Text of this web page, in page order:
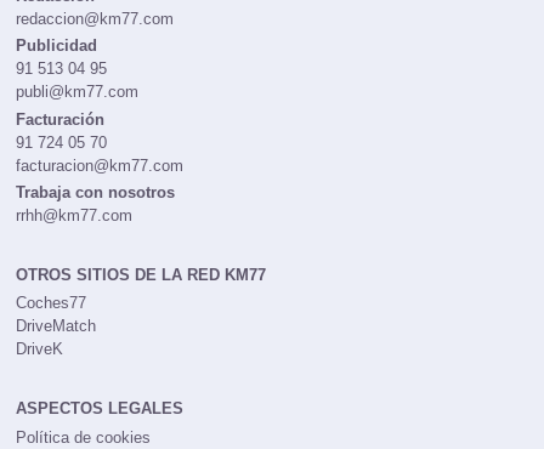
redaccion@km77.com
Publicidad
91 513 04 95
publi@km77.com
Facturación
91 724 05 70
facturacion@km77.com
Trabaja con nosotros
rrhh@km77.com
OTROS SITIOS DE LA RED KM77
Coches77
DriveMatch
DriveK
ASPECTOS LEGALES
Política de cookies